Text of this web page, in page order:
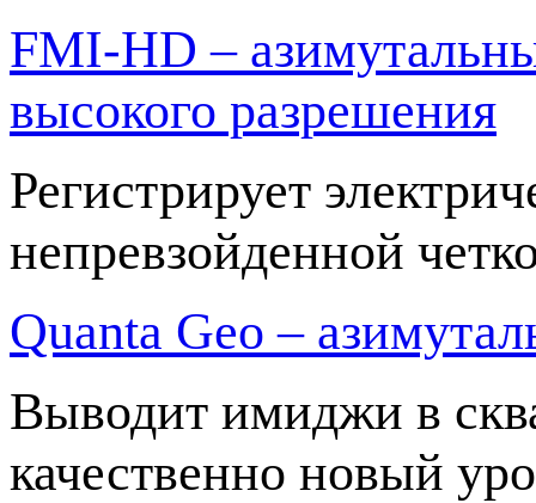
FMI-HD –
высокого разрешения
Регистрирует
непревзойденной
Quanta Geo –
Выводит имиджи в
качественно новый